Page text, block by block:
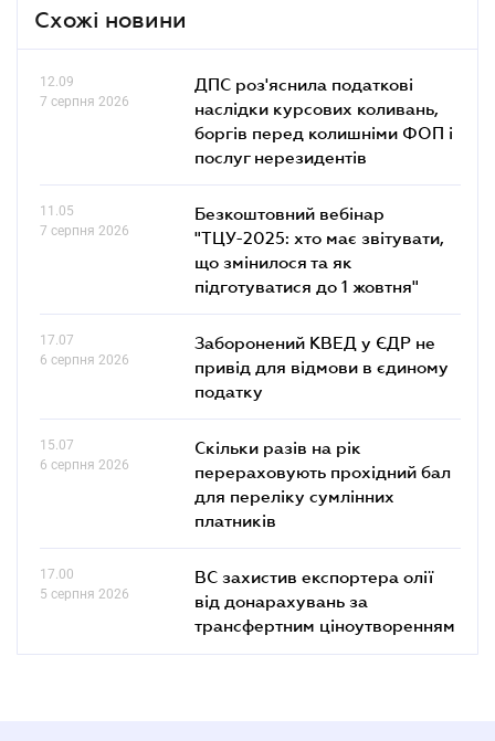
Схожі новини
12.09
7 серпня 2026
ДПС роз'яснила податкові
наслідки курсових коливань,
боргів перед колишніми ФОП і
послуг нерезидентів
11.05
7 серпня 2026
Безкоштовний вебінар
"ТЦУ-2025: хто має звітувати,
що змінилося та як
підготуватися до 1 жовтня"
17.07
6 серпня 2026
Заборонений КВЕД у ЄДР не
привід для відмови в єдиному
податку
15.07
6 серпня 2026
Скільки разів на рік
перераховують прохідний бал
для переліку сумлінних
платників
17.00
5 серпня 2026
ВС захистив експортера олії
від донарахувань за
трансфертним ціноутворенням